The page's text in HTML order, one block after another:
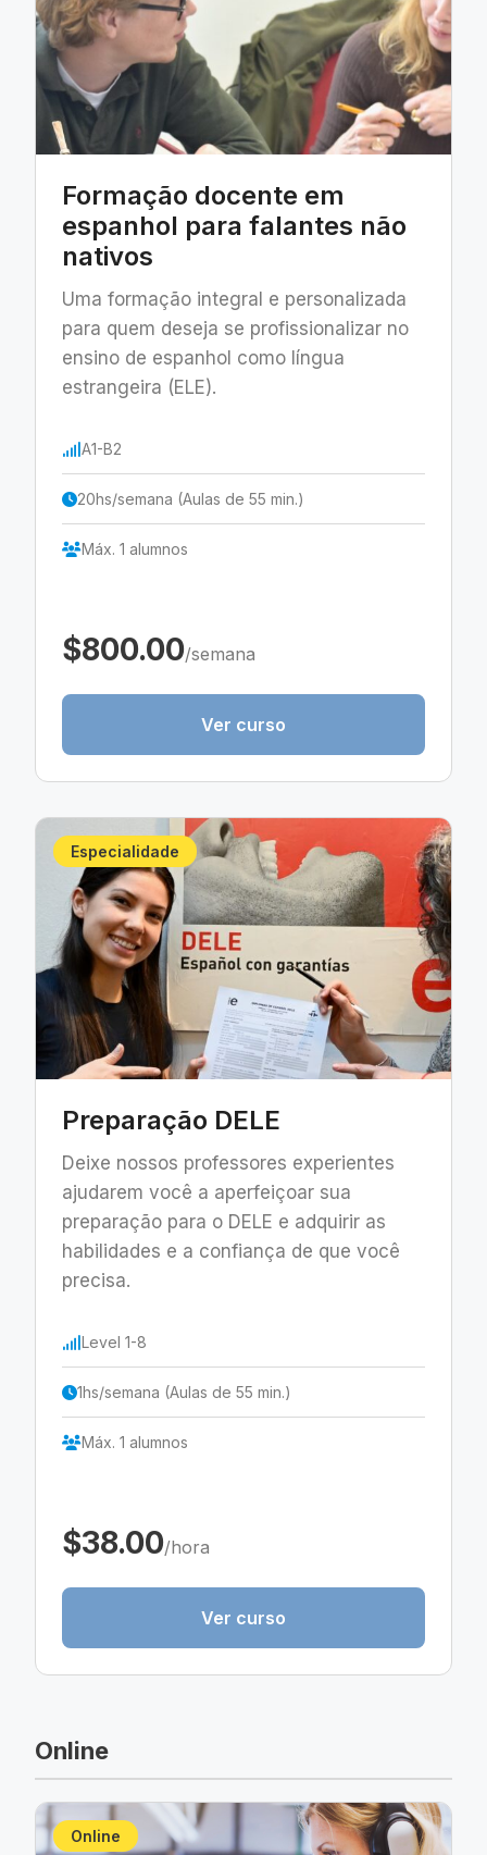
Formação docente em
espanhol para falantes não
nativos
Uma formação integral e personalizada
para quem deseja se profissionalizar no
ensino de espanhol como língua
estrangeira (ELE).
A1-B2
20hs/semana (Aulas de 55 min.)
Máx. 1 alumnos
$800.00/semana
Ver curso
Especialidade
Preparação DELE
Deixe nossos professores experientes
ajudarem você a aperfeiçoar sua
preparação para o DELE e adquirir as
habilidades e a confiança de que você
precisa.
Level 1-8
1hs/semana (Aulas de 55 min.)
Máx. 1 alumnos
$38.00/hora
Ver curso
Online
Online